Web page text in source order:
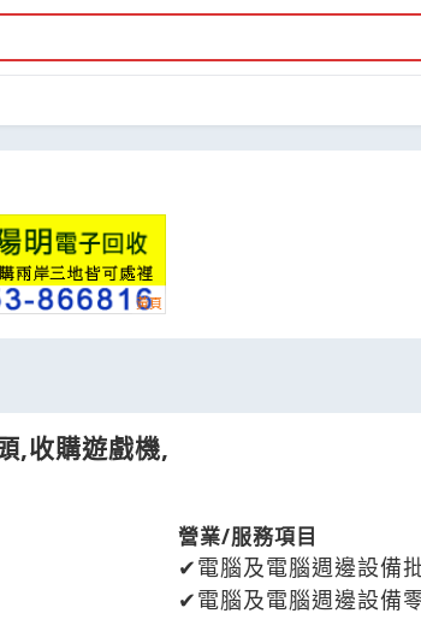
,收購遊戲機,
營業/服務項目
電腦及電腦週邊設備
電腦及電腦週邊設備